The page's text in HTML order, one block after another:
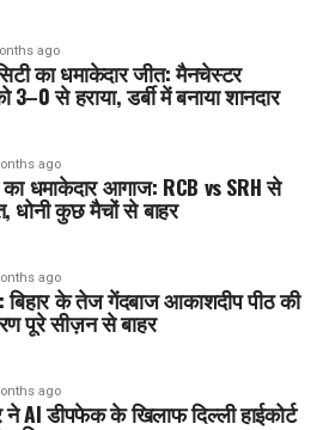
ago
का धमाकेदार जीत: मैनचेस्टर
3–0 से हराया, डर्बी में बनाया शानदार
ago
धमाकेदार आगाज: RCB vs SRH से
कुछ मैचों से बाहर
ago
बिहार के तेज गेंदबाज आकाशदीप पीठ की
पूरे सीज़न से बाहर
ago
ने AI डीपफेक के खिलाफ दिल्ली हाईकोर्ट